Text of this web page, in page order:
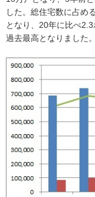
した。総住宅数に占め
となり、20年に比べ
過去最高となりました。